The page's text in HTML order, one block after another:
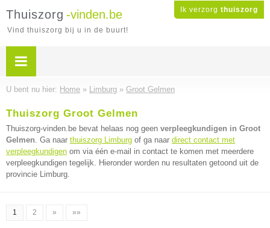
Ik verzorg thuiszorg
Thuiszorg -vinden.be
Vind thuiszorg bij u in de buurt!
U bent nu hier: Home » Limburg » Groot Gelmen
Thuiszorg Groot Gelmen
Thuiszorg-vinden.be bevat helaas nog geen verpleegkundigen in Groot
Gelmen. Ga naar thuiszorg Limburg of ga naar direct contact met
verpleegkundigen om via één e-mail in contact te komen met meerdere
verpleegkundigen tegelijk. Hieronder worden nu resultaten getoond uit de
provincie Limburg.
1 2 » »»